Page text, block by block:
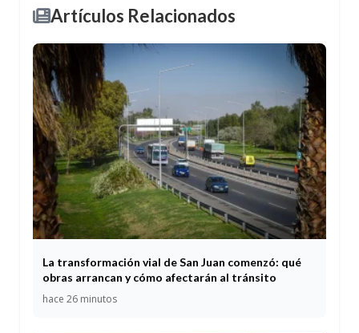
Artículos Relacionados
La transformación vial de San Juan comenzó: qué
obras arrancan y cómo afectarán al tránsito
hace 26 minutos